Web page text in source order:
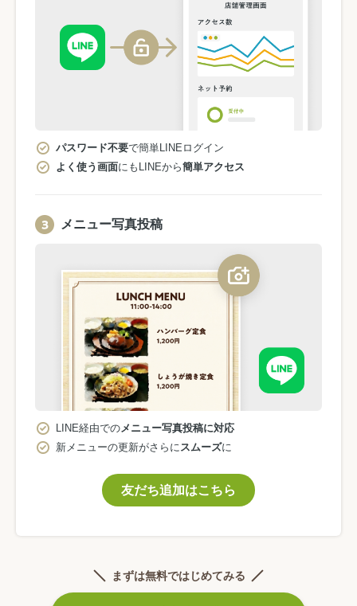
パスワード不要で簡単LINEログイン
よく使う画面にもLINEから簡単アクセス
メニュー写真投稿
LINE経由での メニュー写真投稿に対応
新メニューの更新がさらに スムーズに
友だち追加はこちら
まずは無料ではじめてみる